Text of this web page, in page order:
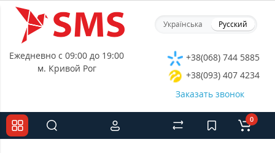
Українська Русский
Ежедневно с 09:00 до 19:00
м. Кривой Рог
+38(068) 744 5885
+38(093) 407 4234
Заказать звонок
0